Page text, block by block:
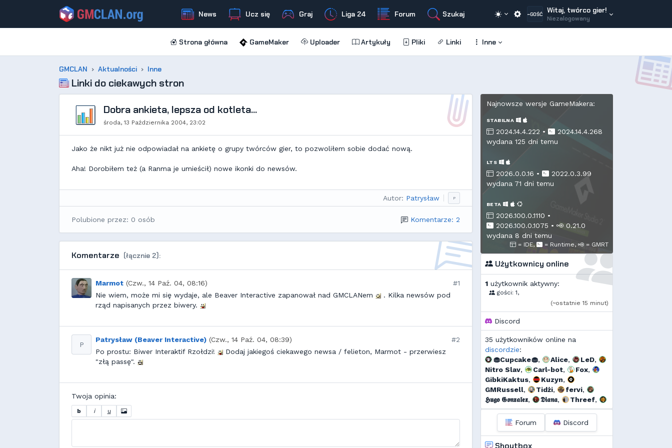
~GOŚĆ Witaj, twórco gier!
Niezalogowany
News Ucz się Graj Liga 24 Forum Szukaj
Strona główna GameMaker Uploader Artykuły Pliki Linki Inne
GMCLAN Aktualności Inne
Linki do ciekawych stron
Dobra ankieta, lepsza od kotleta...
środa, 13 Października 2004, 23:02
Jako że nikt już nie odpowiadał na ankietę o grupy twórców gier, to pozwoliłem sobie dodać nową.
Aha! Dorobiłem też (a Ranma je umieścił) nowe ikonki do newsów.
Autor: Patrysław P
Polubione przez: 0 osób Komentarze: 2
Komentarze (łącznie 2):
Marmot (Czw., 14 Paź. 04, 08:16)
#1
Nie wiem, może mi się wydaje, ale Beaver Interactive zapanował nad GMCLANem
. Kilka newsów pod
rząd napisanych przez biwery.
P
Patrysław (Beaver Interactive) (Czw., 14 Paź. 04, 08:39)
#2
Po prostu: Biwer Interaktif Rzołdzi!
Dodaj jakiegoś ciekawego newsa / felieton, Marmot - przerwiesz
"złą passę".
Twoja opinia:
b i u
Najnowsze wersje GameMakera:
STABILNA
2024.14.4.222 •
2024.14.4.268
wydana 125 dni temu
LTS
2026.0.0.16 •
2022.0.3.99
wydana 71 dni temu
BETA
2026.100.0.1110 •
2026.100.0.1075 •
0.21.0
wydana 8 dni temu
= IDE, = Runtime, = GMRT
Użytkownicy online
1 użytkownik aktywny:
gości: 1,
(~ostatnie 15 minut)
Discord
35 użytkowników online na
discordzie:
🧁Cupcake🧁, Alice, LeD,
Nitro Slav, Carl-bot, Fox,
GibkiKaktus, Kuzyn,
GMRussell, Tidżi, fervi,
𝕳𝖚𝖌𝖔 𝕲𝖔𝖓𝖝𝖆𝖑𝖊𝖝, 𝕯𝖎𝖆𝖓𝖆, Threef,
s..., Pako, Murrri,
HappyOrange
Dyno , Deusald
szmalu, Korodzik, Sporek
Forum Discord
Shoutbox